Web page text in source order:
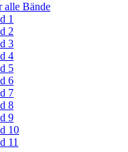
alle Bände
1
2
3
4
5
6
7
8
9
10
11